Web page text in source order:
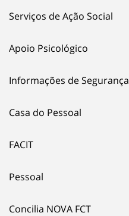
Serviços de Ação Social
Apoio Psicológico
Informações de Segurança
Casa do Pessoal
FACIT
Pessoal
Concilia NOVA FCT